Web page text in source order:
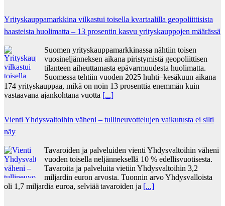
Yrityskauppamarkkina vilkastui toisella kvartaalilla geopoliittisista
haasteista huolimatta – 13 prosentin kasvu yrityskauppojen määrässä
Suomen yrityskauppamarkkinassa nähtiin toisen
vuosineljänneksen aikana piristymistä geopoliittisen
tilanteen aiheuttamasta epävarmuudesta huolimatta.
Suomessa tehtiin vuoden 2025 huhti–kesäkuun aikana
174 yrityskauppaa, mikä on noin 13 prosenttia enemmän kuin
vastaavana ajankohtana vuotta [...]
Vienti Yhdysvaltoihin väheni – tullineuvottelujen vaikutusta ei silti
näy
Tavaroiden ja palveluiden vienti Yhdysvaltoihin väheni
vuoden toisella neljänneksellä 10 % edellisvuotisesta.
Tavaroita ja palveluita vietiin Yhdysvaltoihin 3,2
miljardin euron arvosta. Tuonnin arvo Yhdysvalloista
oli 1,7 miljardia euroa, selviää tavaroiden ja [...]